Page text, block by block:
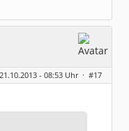
21.10.2013 - 08:53 Uhr · #17